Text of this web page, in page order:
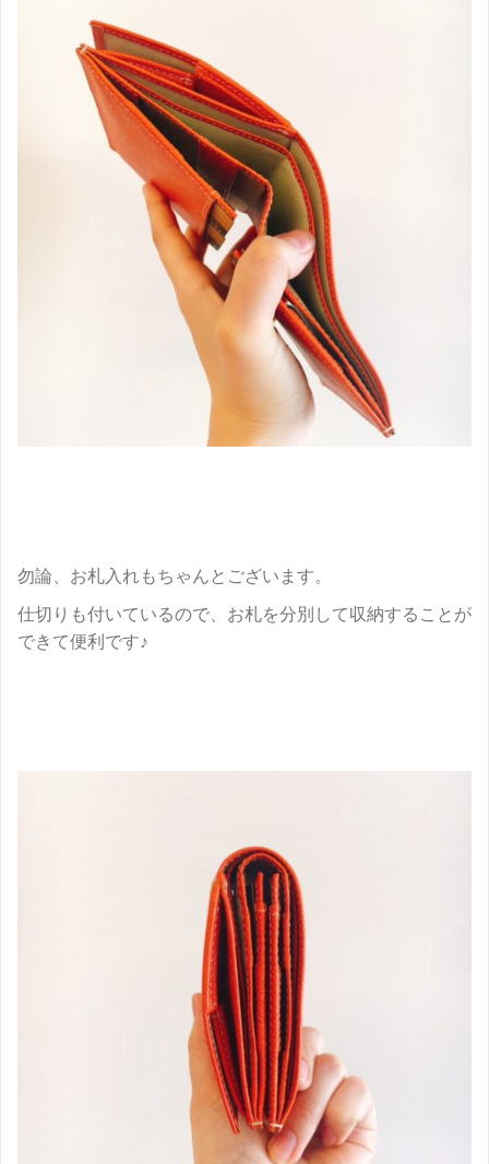
勿論、お札入れもちゃんとございます。
仕切りも付いているので、お札を分別して収納することが
できて便利です♪